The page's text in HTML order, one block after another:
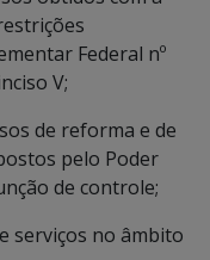
Federal nº
V;
de reforma e de
pelo Poder
de controle;
serviços no âmbito